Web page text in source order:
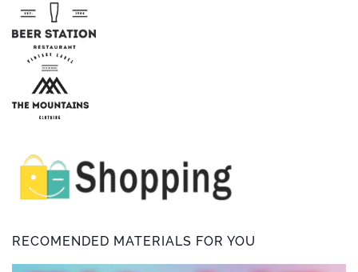
RECOMENDED MATERIALS FOR YOU